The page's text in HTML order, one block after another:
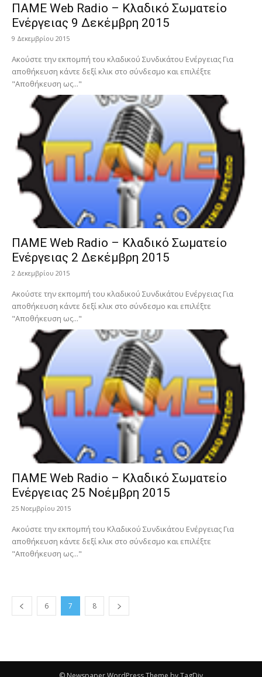
ΠΑΜΕ Web Radio – Κλαδικό Σωματείο
Ενέργειας 9 Δεκέμβρη 2015
9 Δεκεμβρίου 2015
Ακούστε την εκπομπή του κλαδικού Συνδικάτου Ενέργειας Για
αποθήκευση κάντε δεξί κλικ στο σύνδεσμο και επιλέξτε
"Αποθήκευση ως..."
ΠΑΜΕ Web Radio – Κλαδικό Σωματείο
Ενέργειας 2 Δεκέμβρη 2015
2 Δεκεμβρίου 2015
Ακούστε την εκπομπή του κλαδικού Συνδικάτου Ενέργειας Για
αποθήκευση κάντε δεξί κλικ στο σύνδεσμο και επιλέξτε
"Αποθήκευση ως..."
ΠΑΜΕ Web Radio – Κλαδικό Σωματείο
Ενέργειας 25 Νοέμβρη 2015
25 Νοεμβρίου 2015
Ακούστε την εκπομπή του Κλαδικού Συνδικάτου Ενέργειας Για
αποθήκευση κάντε δεξί κλικ στο σύνδεσμο και επιλέξτε
"Αποθήκευση ως..."
6 7 8